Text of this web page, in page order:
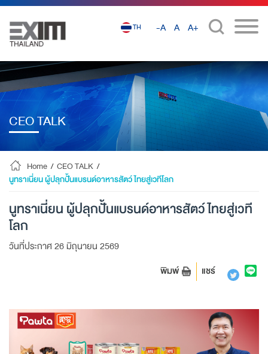
TH -A A A+
CEO TALK
Home / CEO TALK /
นูทราเนี่ยน ผู้ปลุกปั้นแบรนด์อาหารสัตว์ไทยสู่เวทีโลก
นูทราเนี่ยน ผู้ปลุกปั้นแบรนด์อาหารสัตว์ไทยสู่เวที
โลก
วันที่ประกาศ 26 มิถุนายน 2569
พิมพ์
แชร์